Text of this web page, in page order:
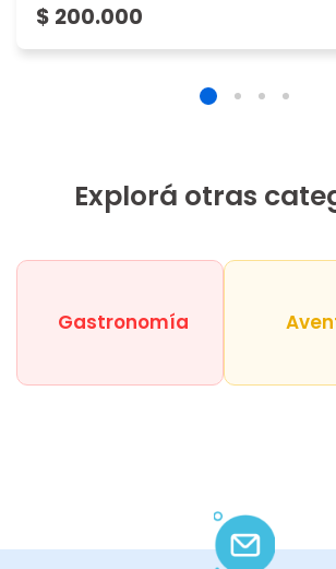
$ 200.000
Explorá otras
Gastronomía